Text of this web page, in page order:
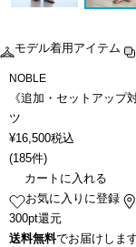
モデル着用アイテム
NOBLE
《追加・セットアップ
ツ
¥16,500税込
(185件)
カートに入れる
お気に入りに登録
300pt還元
送料無料でお届けしま